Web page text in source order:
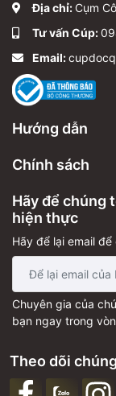
Địa chỉ: Cụm
Tư vấn Cúp:
Email:
Hướng dẫn
Chính sách
Hãy để chúng
hiện thực
Hãy để lại email
Chuyên gia của
bạn ngay trong
Theo dõi